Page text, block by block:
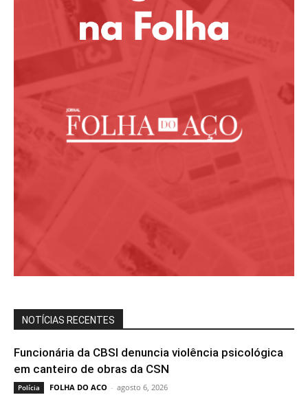
NOTÍCIAS RECENTES
Funcionária da CBSI denuncia violência psicológica
em canteiro de obras da CSN
Polícia FOLHA DO ACO - agosto 6, 2026